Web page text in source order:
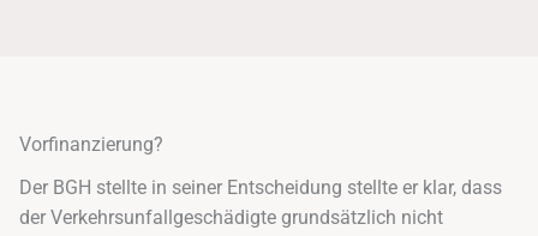
Vorfinanzierung?
Der BGH stellte in seiner Entscheidung stellte er klar, dass
der Verkehrsunfallgeschädigte grundsätzlich nicht